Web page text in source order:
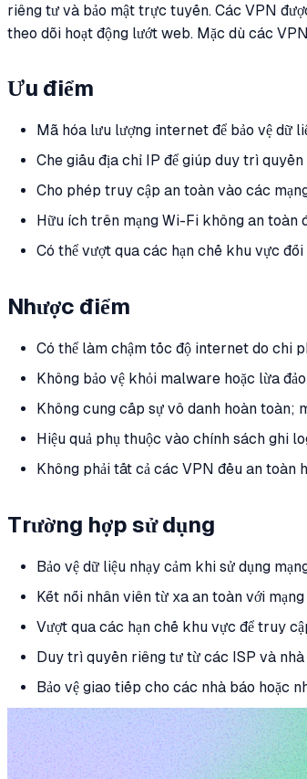
riêng tư và bảo mật trực tuyến. Các VPN
theo dõi hoạt động lướt web. Mặc dù các
Ưu điểm
Mã hóa lưu lượng internet để bảo vệ dữ
Che giấu địa chỉ IP để giúp duy trì
Cho phép truy cập an toàn vào các
Hữu ích trên mạng Wi-Fi không an toàn
Có thể vượt qua các hạn chế khu vực đối
Nhược điểm
Có thể làm chậm tốc độ internet do chi
Không bảo vệ khỏi malware hoặc lừa
Không cung cấp sự vô danh hoàn toàn;
Hiệu quả phụ thuộc vào chính sách ghi
Không phải tất cả các VPN đều an toàn
Trường hợp sử dụng
Bảo vệ dữ liệu nhạy cảm khi sử dụng
Kết nối nhân viên từ xa an toàn với
Vượt qua các hạn chế khu vực để truy
Duy trì quyền riêng tư từ các ISP và
Bảo vệ giao tiếp cho các nhà báo hoặc